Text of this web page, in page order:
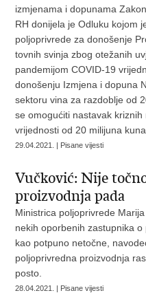
izmjenama i dopunama
RH donijela je Odluku kojom
poljoprivrede za donošenje
tovnih svinja zbog otežanih
pandemijom COVID-19
donošenju Izmjena i dopuna
sektoru vina za razdoblje od
se omogućiti nastavak
vrijednosti od 20 milijuna kuna.
29.04.2021. | Pisane vijesti
Vučković: Nije
proizvodnja pada
Ministrica poljoprivrede
nekih oporbenih zastupnika
kao potpuno netočne,
poljoprivredna proizvodnja
posto.
28.04.2021. | Pisane vijesti